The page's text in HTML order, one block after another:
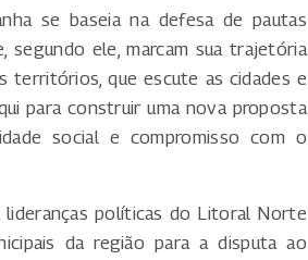
se baseia na defesa de pautas
segundo ele, marcam sua trajetória
territórios, que escute as cidades e
para construir uma nova proposta
social e compromisso com o
políticas do Litoral Norte
da região para a disputa ao